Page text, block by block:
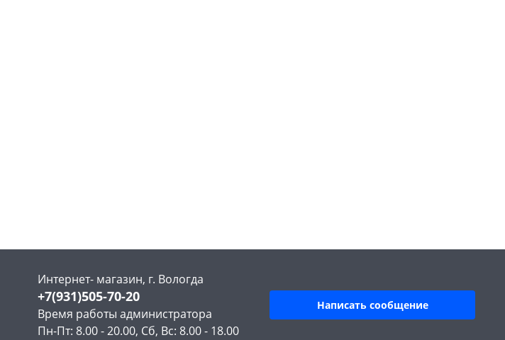
Интернет- магазин, г. Вологда
+7(931)505-70-20
Время работы администратора
Пн-Пт: 8.00 - 20.00, Сб, Вс: 8.00 - 18.00
Написать сообщение
раз в 2 недели